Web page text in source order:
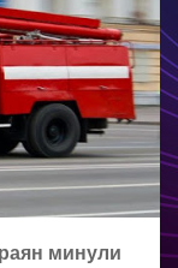
минули